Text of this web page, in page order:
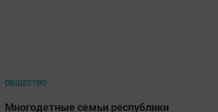
ОБЩЕСТВО
Многодетные семьи республики